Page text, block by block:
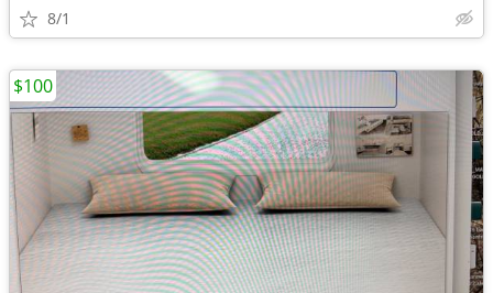
8/1
$100